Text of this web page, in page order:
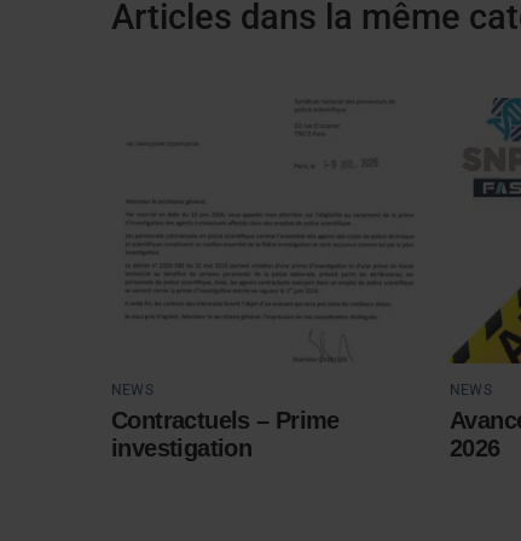
Articles dans la même
NEWS
Contractuels – Prime
investigation
NEWS
2026